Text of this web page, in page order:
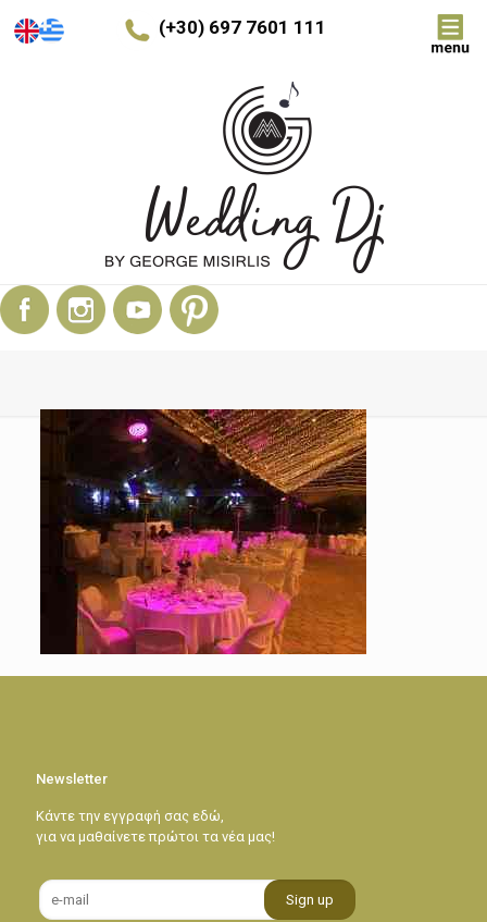
(+30) 697 7601 111
Newsletter
Κάντε την εγγραφή σας εδώ,
για να μαθαίνετε πρώτοι τα νέα μας!